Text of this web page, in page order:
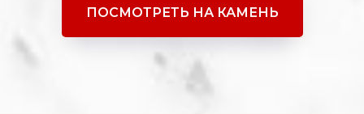
ПОСМОТРЕТЬ НА КАМЕНЬ